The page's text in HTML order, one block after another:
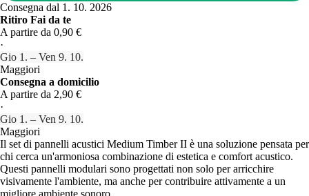
Consegna dal 1. 10. 2026
Ritiro Fai da te
A partire da 0,90 €
·
Gio 1. – Ven 9. 10.
Maggiori
Consegna a domicilio
A partire da 2,90 €
·
Gio 1. – Ven 9. 10.
Maggiori
Il set di pannelli acustici Medium Timber II è una soluzione pensata per
chi cerca un'armoniosa combinazione di estetica e comfort acustico.
Questi pannelli modulari sono progettati non solo per arricchire
visivamente l'ambiente, ma anche per contribuire attivamente a un
migliore ambiente sonoro.